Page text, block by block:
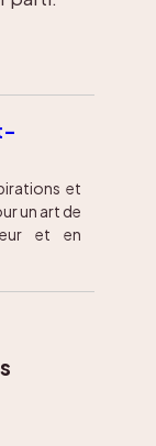
et
un art de
et en